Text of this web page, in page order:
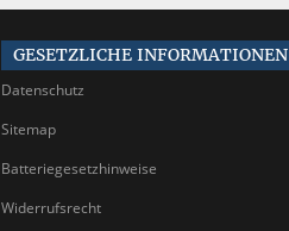
GESETZLICHE INFORMATIONEN
Datenschutz
Sitemap
Batteriegesetzhinweise
Widerrufsrecht